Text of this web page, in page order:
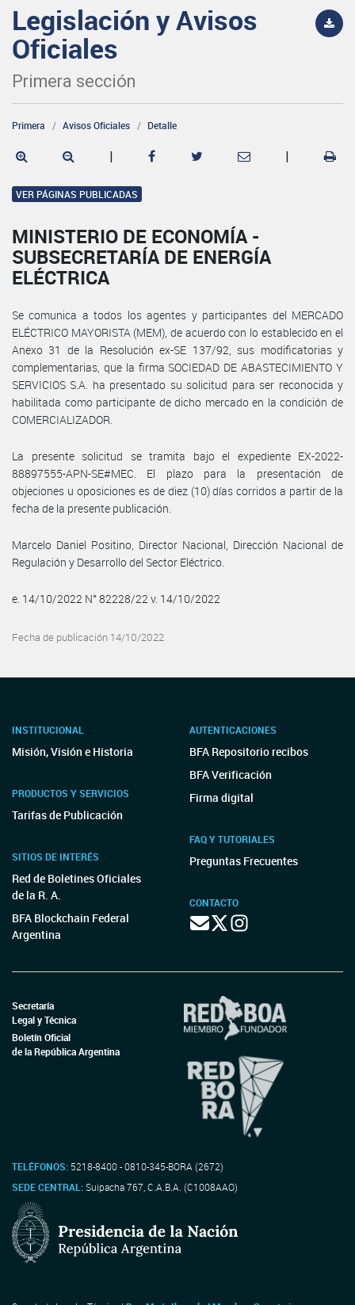
Legislación y Avisos
Oficiales
Primera sección
Primera Avisos Oficiales Detalle
| |
VER PÁGINAS PUBLICADAS
MINISTERIO DE ECONOMÍA -
SUBSECRETARÍA DE ENERGÍA
ELÉCTRICA
Se comunica a todos los agentes y participantes del MERCADO
ELÉCTRICO MAYORISTA (MEM), de acuerdo con lo establecido en el
Anexo 31 de la Resolución ex-SE 137/92, sus modificatorias y
complementarias, que la firma SOCIEDAD DE ABASTECIMIENTO Y
SERVICIOS S.A. ha presentado su solicitud para ser reconocida y
habilitada como participante de dicho mercado en la condición de
COMERCIALIZADOR.
La presente solicitud se tramita bajo el expediente EX-2022-
88897555-APN-SE#MEC. El plazo para la presentación de
objeciones u oposiciones es de diez (10) días corridos a partir de la
fecha de la presente publicación.
Marcelo Daniel Positino, Director Nacional, Dirección Nacional de
Regulación y Desarrollo del Sector Eléctrico.
e. 14/10/2022 N° 82228/22 v. 14/10/2022
Fecha de publicación 14/10/2022
INSTITUCIONAL
Misión, Visión e Historia
PRODUCTOS Y SERVICIOS
Tarifas de Publicación
SITIOS DE INTERÉS
Red de Boletines Oficiales
de la R. A.
BFA Blockchain Federal
Argentina
AUTENTICACIONES
BFA Repositorio recibos
BFA Verificación
Firma digital
FAQ Y TUTORIALES
Preguntas Frecuentes
CONTACTO
Secretaría
Legal y Técnica
Boletín Oficial
de la República Argentina
TELÉFONOS: 5218-8400 - 0810-345-BORA (2672)
SEDE CENTRAL:Suipacha 767, C.A.B.A. (C1008AAO)